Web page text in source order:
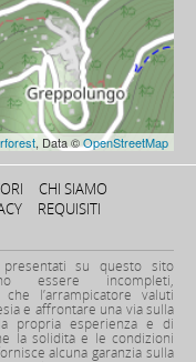
, Data ©OpenStreetMap
CHI SIAMO
REQUISITI
su questo sito
essere incompleti,
l’arrampicatore valuti
e affrontare una via sulla
propria esperienza e di
la solidità e le condizioni
alcuna garanzia sulla